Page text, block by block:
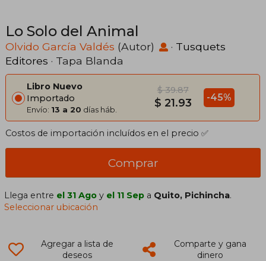
Lo Solo del Animal
Olvido García Valdés (Autor) · Tusquets
Editores · Tapa Blanda
Libro Nuevo
Importado
Envío: 13 a 20 días háb.
$ 39.87
$ 21.93 -45%
Costos de importación incluídos en el precio ✅
Comprar
Llega entre el 31 Ago y el 11 Sep a Quito, Pichincha.
Seleccionar ubicación
Agregar a lista de
deseos
Comparte y gana
dinero